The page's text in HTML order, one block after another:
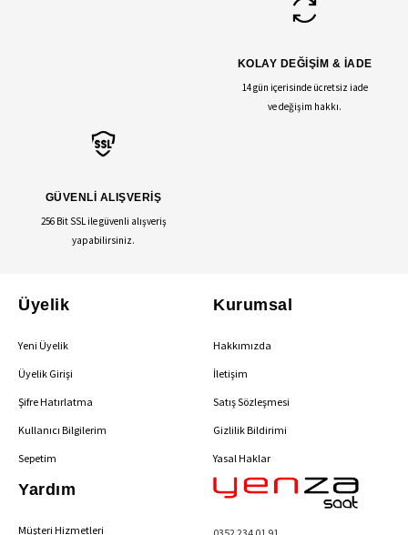
KOLAY DEĞİŞİM & İADE
14 gün içerisinde ücretsiz iade
ve değişim hakkı.
GÜVENLİ ALIŞVERİŞ
256 Bit SSL ile güvenli alışveriş
yapabilirsiniz.
Üyelik
Yeni Üyelik
Üyelik Girişi
Şifre Hatırlatma
Kullanıcı Bilgilerim
Sepetim
Kurumsal
Hakkımızda
İletişim
Satış Sözleşmesi
Gizlilik Bildirimi
Yasal Haklar
Yardım
Müşteri Hizmetleri